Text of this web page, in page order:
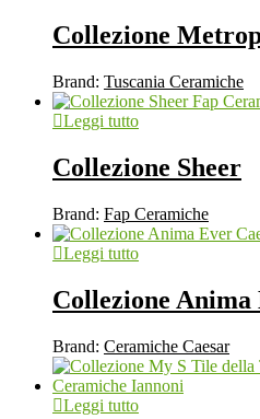
Collezione
Brand: Tuscania Ceramiche
Leggi tutto
Collezione Sheer
Brand: Fap Ceramiche
Leggi tutto
Collezione Anima
Brand: Ceramiche Caesar
Leggi tutto